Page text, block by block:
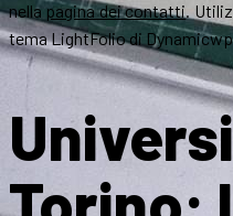
nella pagina dei contatti.
tema LightFolio di